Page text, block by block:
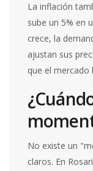
La inflación
sube un 5% en
crece, la
ajustan sus
que el mercado
No existe un
claros. En